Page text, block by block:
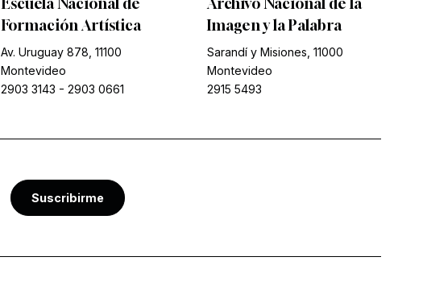
Formación Artística
Av. Uruguay 878, 11100
Montevideo
2903 3143 - 2903 0661
Imagen y la Palabra
Sarandí y Misiones, 11000
Montevideo
2915 5493
Suscribirme